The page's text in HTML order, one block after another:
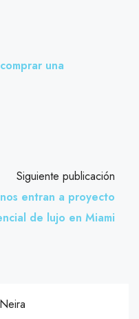
una
Siguiente publicación
entran a proyecto
de lujo en Miami